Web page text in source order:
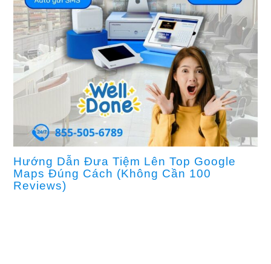
Hướng Dẫn Đưa Tiệm Lên Top Google
Maps Đúng Cách (Không Cần 100
Reviews)